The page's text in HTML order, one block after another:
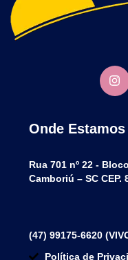
Onde Estamos
Rua 701 nº 22 -
Camboriú – SC CEP.
(47) 99175-6620
Política de